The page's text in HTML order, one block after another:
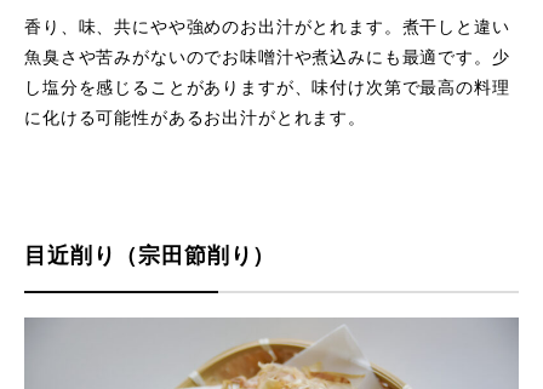
香り、味、共にやや強めのお出汁がとれます。煮干しと違い
魚臭さや苦みがないのでお味噌汁や煮込みにも最適です。少
し塩分を感じることがありますが、味付け次第で最高の料理
に化ける可能性があるお出汁がとれます。
目近削り（宗田節削り）